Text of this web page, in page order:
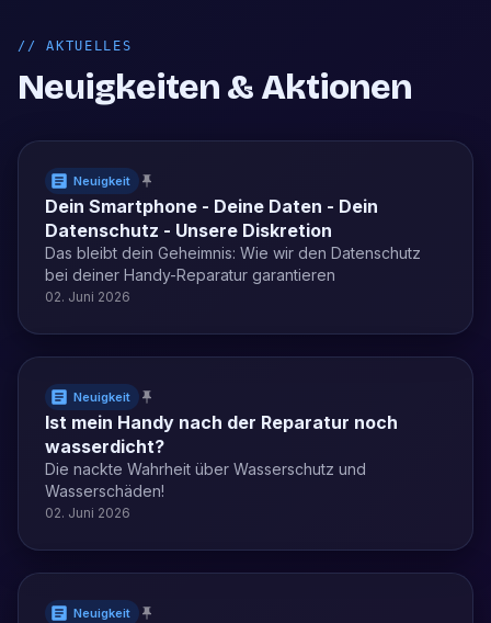
//AKTUELLES
Neuigkeiten & Aktionen
Neuigkeit
Dein Smartphone - Deine Daten - Dein
Datenschutz - Unsere Diskretion
Das bleibt dein Geheimnis: Wie wir den Datenschutz
bei deiner Handy-Reparatur garantieren
02. Juni 2026
Neuigkeit
Ist mein Handy nach der Reparatur noch
wasserdicht?
Die nackte Wahrheit über Wasserschutz und
Wasserschäden!
02. Juni 2026
Neuigkeit